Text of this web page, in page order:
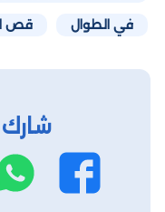
في الطوال قص